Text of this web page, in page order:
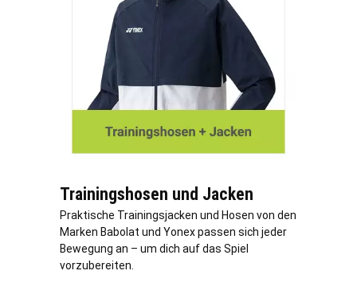
Trainingshosen und Jacken
Praktische Trainingsjacken und Hosen von den
Marken Babolat und Yonex passen sich jeder
Bewegung an – um dich auf das Spiel
vorzubereiten.